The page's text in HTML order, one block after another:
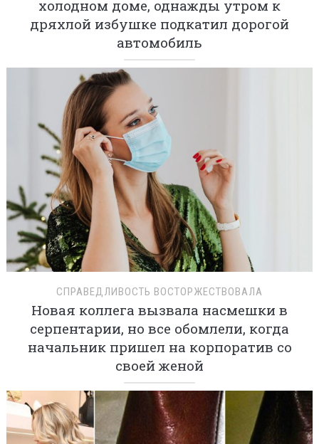
холодном доме, однажды утром к
дряхлой избушке подкатил дорогой
автомобиль
СПРАВЕДЛИВОСТЬ ВОСТОРЖЕСТВОВАЛА
Новая коллега вызвала насмешки в
серпентарии, но все обомлели, когда
начальник пришел на корпоратив со
своей женой